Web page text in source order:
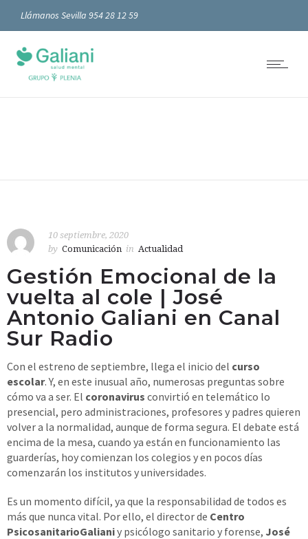
Llámanos Sevilla 954 28 12 59
10 septiembre, 2020
by Comunicación in Actualidad
Gestión Emocional de la
vuelta al cole | José
Antonio Galiani en Canal
Sur Radio
Con el estreno de septiembre, llega el inicio del curso
escolar. Y, en este inusual año, numerosas preguntas sobre
cómo va a ser. El coronavirus convirtió en telemático lo
presencial, pero administraciones, profesores y padres quieren
volver a la normalidad, aunque de forma segura. El debate está
encima de la mesa, cuando ya están en funcionamiento las
guarderías, hoy comienzan los colegios y en pocos días
comenzarán los institutos y universidades.
Es un momento difícil, ya que la responsabilidad de todos es
más que nunca vital. Por ello, el director de Centro
PsicosanitarioGalianiy psicólogo sanitario y forense, José